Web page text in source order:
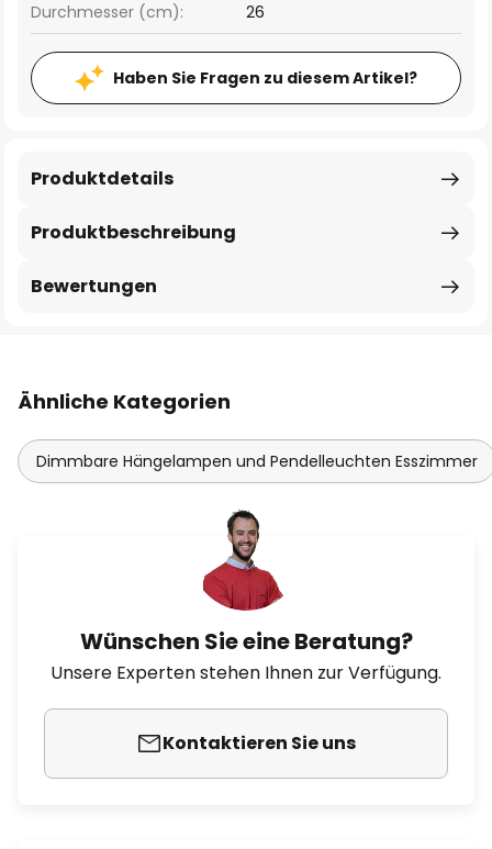
Durchmesser (cm):
26
Haben Sie Fragen zu diesem Artikel?
Produktbeschreibung
Produktdetails
Bewertungen
Ähnliche Kategorien
Dimmbare Hängelampen und Pendelleuchten Esszimmer
Wünschen Sie eine Beratung?
Unsere Experten stehen Ihnen zur Verfügung.
Kontaktieren Sie uns